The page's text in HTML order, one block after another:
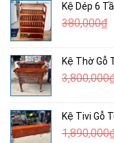
Kệ Dép 6
380,000₫
Kệ Thờ Gỗ
3,800,000
Kệ Tivi Gỗ
1,890,000